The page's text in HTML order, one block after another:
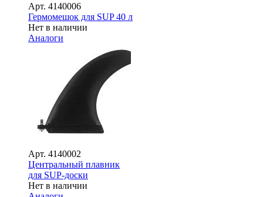
Арт. 4140006
Гермомешок для SUP 40 л
Нет в наличии
Аналоги
Арт. 4140002
Центральный плавник
для SUP-доски
Нет в наличии